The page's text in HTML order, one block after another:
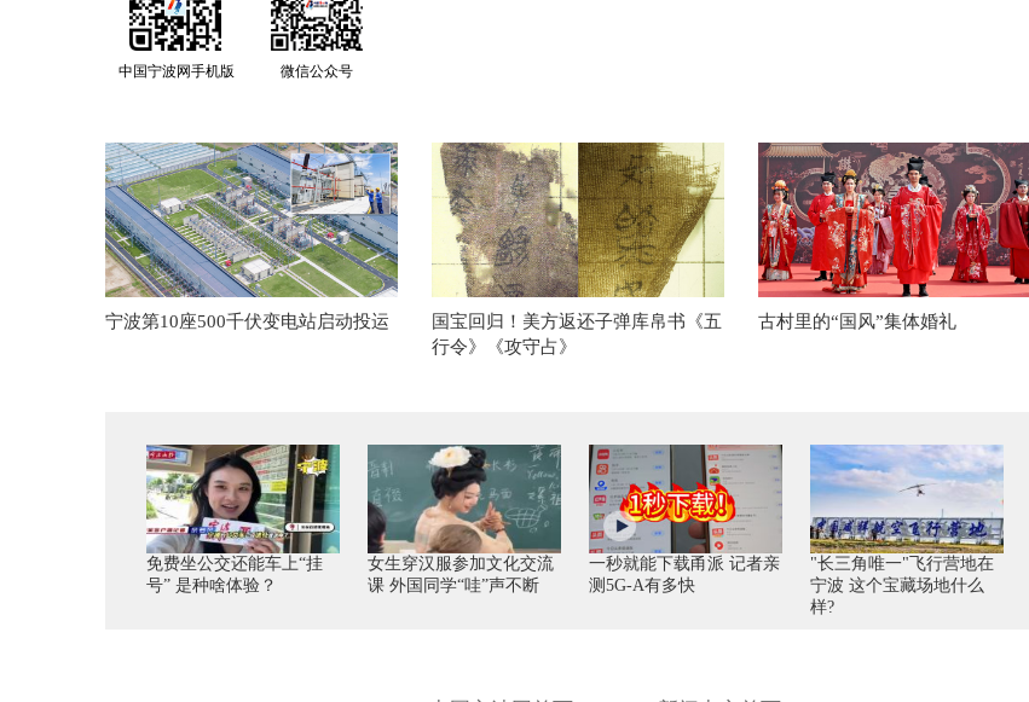
中国宁波网手机版 微信公众号
宁波第10座500千伏变电站启动投运
国宝回归！美方返还子弹库帛书《五
行令》《攻守占》
古村里的“国风”集体婚礼
免费坐公交还能车上“挂
号” 是种啥体验？
女生穿汉服参加文化交流
课 外国同学“哇”声不断
一秒就能下载甬派 记者亲
测5G-A有多快
"长三角唯一"飞行营地在
宁波 这个宝藏场地什么
样?